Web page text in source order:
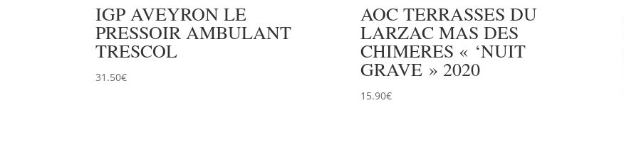
IGP AVEYRON LE
PRESSOIR AMBULANT
TRESCOL
31.50€
AOC TERRASSES DU
LARZAC MAS DES
CHIMERES « ‘NUIT
GRAVE » 2020
15.90€